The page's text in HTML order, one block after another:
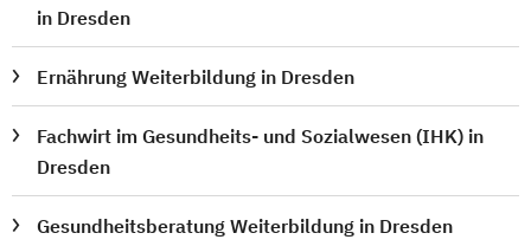
in Dresden
Ernährung Weiterbildung in Dresden
Fachwirt im Gesundheits- und Sozialwesen (IHK) in
Dresden
Gesundheitsberatung Weiterbildung in Dresden